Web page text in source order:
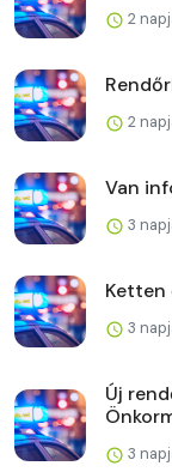
2
2
Van
3
Ketten
3
Új
3